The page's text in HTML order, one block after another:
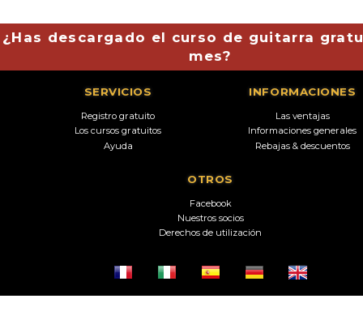
¿Has descargado el curso de guitarra
mes?
SERVICIOS
Registro gratuito
Los cursos gratuitos
Ayuda
INFORMACIONES
Las ventajas
Informaciones generales
Rebajas & descuentos
OTROS
Facebook
Nuestros socios
Derechos de utilización